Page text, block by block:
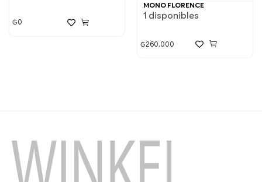
₲0
MONO FLORENCE
1 disponibles
₲260.000